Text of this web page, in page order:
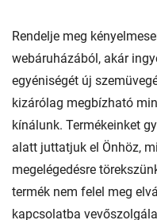
Rendelje meg
webáruházából, akár
egyéniségét új
kizárólag megbízható
kínálunk. Termékeinket
alatt juttatjuk el Önhöz,
megelégedésre
termék nem felel meg
kapcsolatba